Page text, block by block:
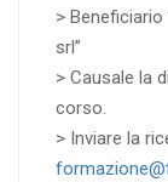
>
srl”
> Causale la
corso.
> Inviare la